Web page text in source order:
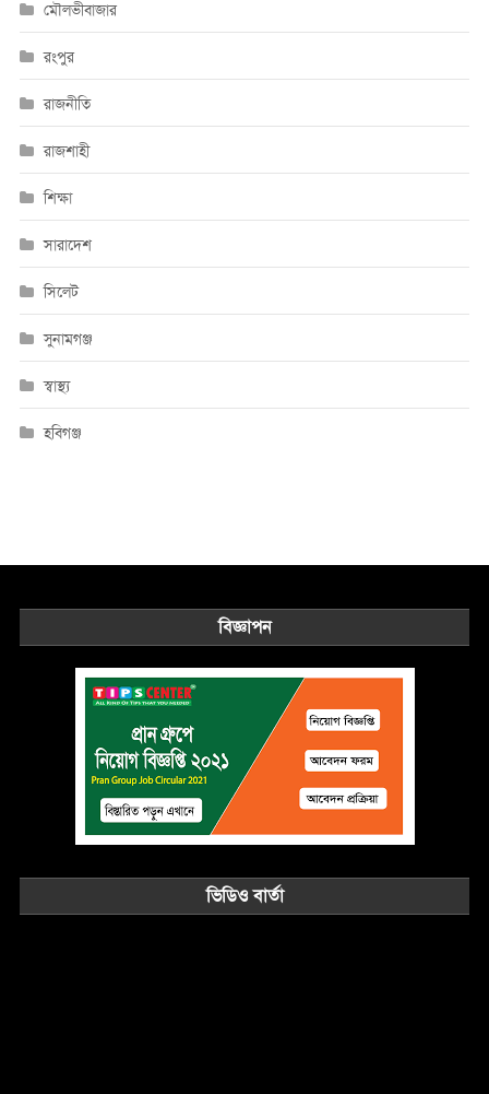
মৌলভীবাজার
রংপুর
রাজনীতি
রাজশাহী
শিক্ষা
সারাদেশ
সিলেট
সুনামগঞ্জ
স্বাস্থ্য
হবিগঞ্জ
বিজ্ঞাপন
ভিডিও বার্তা